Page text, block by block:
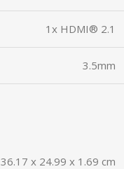
1x HDMI® 2.1
3.5mm
36.17 x 24.99 x 1.69 cm